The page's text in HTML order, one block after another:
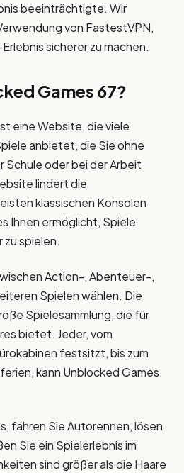
beeinträchtigte. Wir
von FastestVPN,
sicherer zu machen.
Games 67?
eine Website, die viele
anbietet, die Sie ohne
Schule oder bei der Arbeit
lindert die
klassischen Konsolen
Ihnen ermöglicht, Spiele
zu spielen.
Action-, Abenteuer-,
Spielen wählen. Die
Spielesammlung, die für
bietet. Jeder, vom
festsitzt, bis zum
kann Unblocked Games
fahren Sie Autorennen, lösen
Sie ein Spielerlebnis im
sind größer als die Haare